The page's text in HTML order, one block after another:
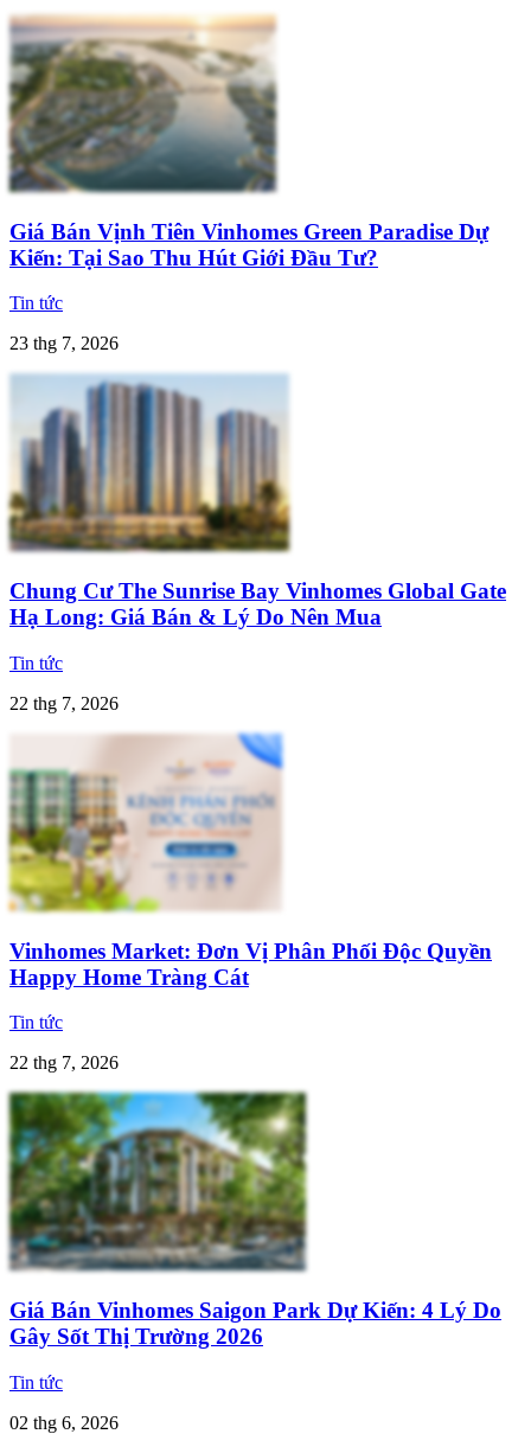
Giá Bán Vịnh Tiên Vinhomes Green Paradise Dự
Kiến: Tại Sao Thu Hút Giới Đầu Tư?
Tin tức
23 thg 7, 2026
Chung Cư The Sunrise Bay Vinhomes Global Gate
Hạ Long: Giá Bán & Lý Do Nên Mua
Tin tức
22 thg 7, 2026
Vinhomes Market: Đơn Vị Phân Phối Độc Quyền
Happy Home Tràng Cát
Tin tức
22 thg 7, 2026
Giá Bán Vinhomes Saigon Park Dự Kiến: 4 Lý Do
Gây Sốt Thị Trường 2026
Tin tức
02 thg 6, 2026